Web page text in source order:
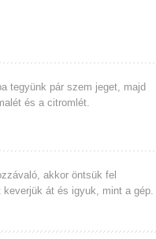
tegyünk pár szem jeget, majd
és a citromlét.
akkor öntsük fel
keverjük át és igyuk, mint a gép.